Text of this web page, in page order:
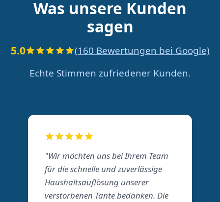
Was unsere Kunden
sagen
5.0
(160 Bewertungen bei Google)
Echte Stimmen zufriedener Kunden.
"Wir möchten uns bei Ihrem Team
für die schnelle und zuverlässige
Haushaltsauflösung unserer
verstorbenen Tante bedanken. Die